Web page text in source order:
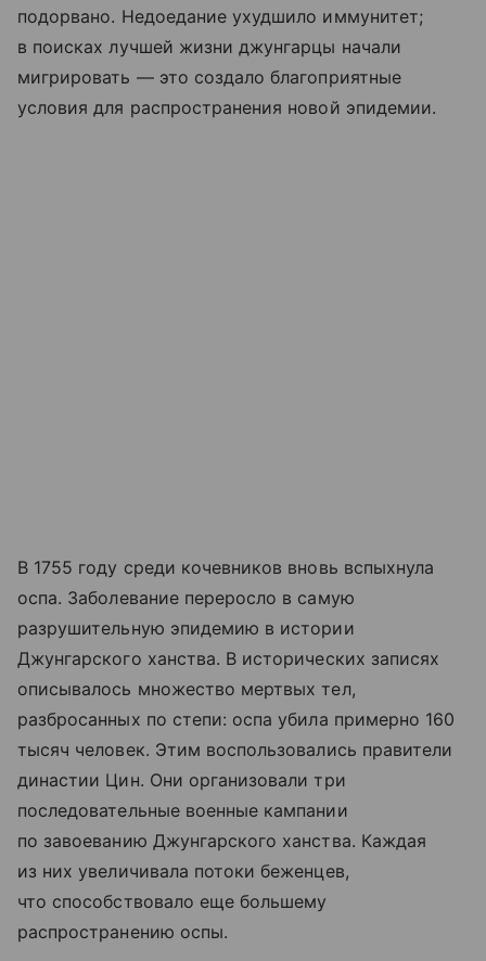
подорвано. Недоедание ухудшило иммунитет;
в поисках лучшей жизни джунгарцы начали
мигрировать — это создало благоприятные
условия для распространения новой эпидемии.
В 1755 году среди кочевников вновь вспыхнула
оспа. Заболевание переросло в самую
разрушительную эпидемию в истории
Джунгарского ханства. В исторических записях
описывалось множество мертвых тел,
разбросанных по степи: оспа убила примерно 160
тысяч человек. Этим воспользовались правители
династии Цин. Они организовали три
последовательные военные кампании
по завоеванию Джунгарского ханства. Каждая
из них увеличивала потоки беженцев,
что способствовало еще большему
распространению оспы.